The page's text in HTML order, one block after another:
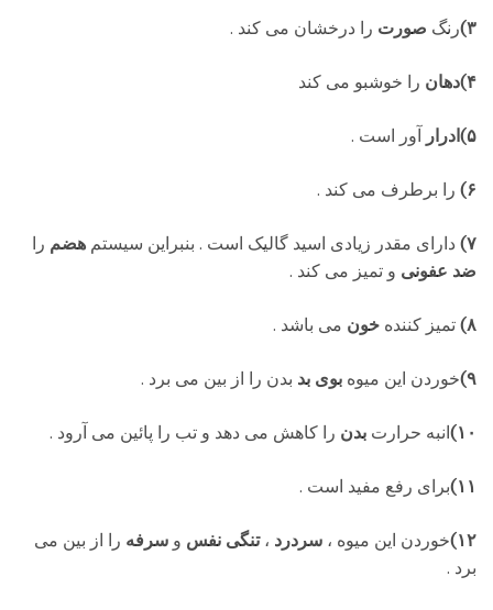
۳) رنگ صورت را درخشان می کند .
۴)دهان را خوشبو می کند
۵)ادرار آور است .
۶) را برطرف می کند .
۷) دارای مقدر زیادی اسید گالیک است . بنبراین سیستم هضم را
ضد عفونی و تمیز می کند .
۸) تمیز کننده خون می باشد .
۹) خوردن این میوه بوی بد بدن را از بین می برد .
۱۰) انبه حرارت بدن را کاهش می دهد و تب را پائین می آرود .
۱۱) برای رفع مفید است .
۱۲) خوردن این میوه ، سردرد ،تنگی نفس و سرفه را از بین می
برد .